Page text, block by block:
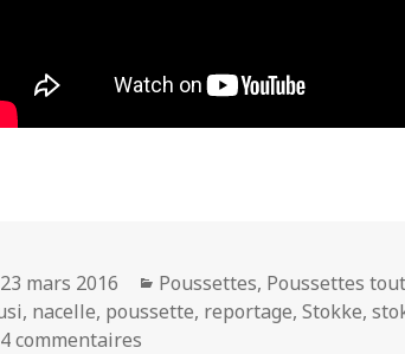
Publié
le
23 mars 2016 Catégories
Poussettes, Poussettes
, nacelle, poussette, reportage,Stokke,
4 commentaires